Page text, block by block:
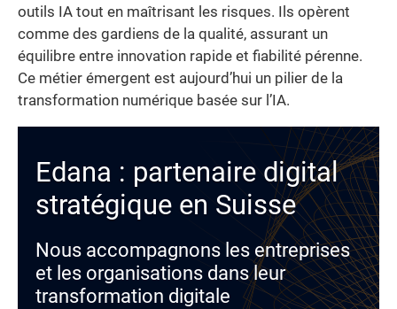
outils IA tout en maîtrisant les risques. Ils opèrent
comme des gardiens de la qualité, assurant un
équilibre entre innovation rapide et fiabilité pérenne.
Ce métier émergent est aujourd’hui un pilier de la
transformation numérique basée sur l’IA.
Edana : partenaire digital
stratégique en Suisse
Nous accompagnons les entreprises
et les organisations dans leur
transformation digitale